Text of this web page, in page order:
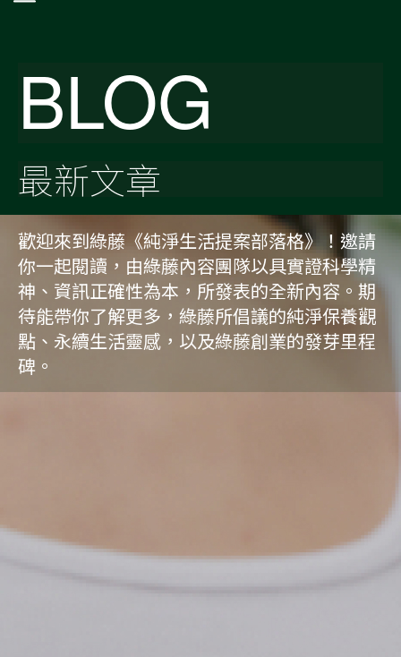
BLOG
最新文章
歡迎來到綠藤《純淨生活提案部落格》！邀請
你一起閱讀，由綠藤內容團隊以具實證科學精
神、資訊正確性為本，所發表的全新內容。期
待能帶你了解更多，綠藤所倡議的純淨保養觀
點、永續生活靈感，以及綠藤創業的發芽里程
碑。